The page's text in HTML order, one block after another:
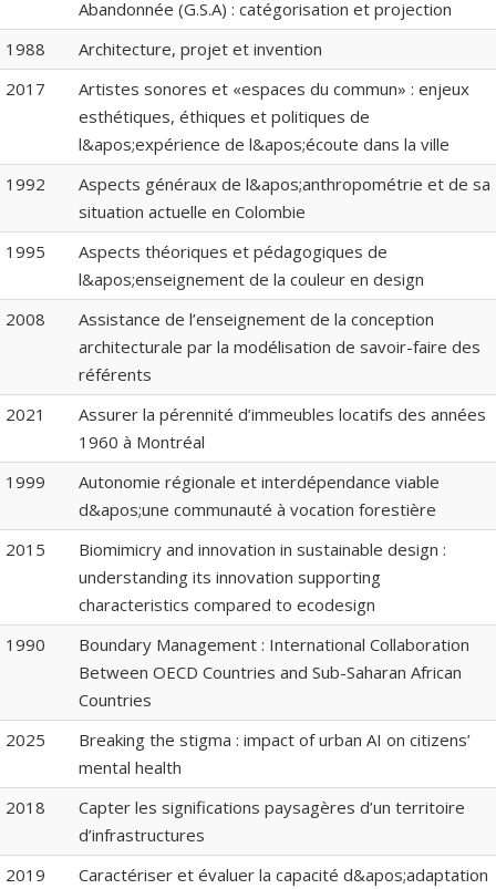
Abandonnée (G.S.A) : catégorisation et projection
1988
Architecture, projet et invention
2017
Artistes sonores et «espaces du commun» : enjeux
esthétiques, éthiques et politiques de
l&apos;expérience de l&apos;écoute dans la ville
1992
Aspects généraux de l&apos;anthropométrie et de sa
situation actuelle en Colombie
1995
Aspects théoriques et pédagogiques de
l&apos;enseignement de la couleur en design
2008
Assistance de l’enseignement de la conception
architecturale par la modélisation de savoir-faire des
référents
2021
Assurer la pérennité d’immeubles locatifs des années
1960 à Montréal
1999
Autonomie régionale et interdépendance viable
d&apos;une communauté à vocation forestière
2015
Biomimicry and innovation in sustainable design :
understanding its innovation supporting
characteristics compared to ecodesign
1990
Boundary Management : International Collaboration
Between OECD Countries and Sub-Saharan African
Countries
2025
Breaking the stigma : impact of urban AI on citizens’
mental health
2018
Capter les significations paysagères d’un territoire
d’infrastructures
2019
Caractériser et évaluer la capacité d&apos;adaptation